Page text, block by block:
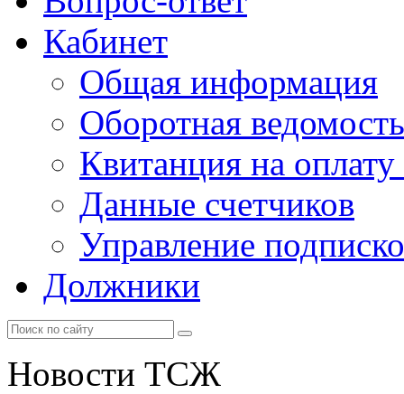
Кабинет
Общая информация
Оборотная ведомость
Квитанция на
Данные счетчиков
Управление
Должники
Новости ТСЖ